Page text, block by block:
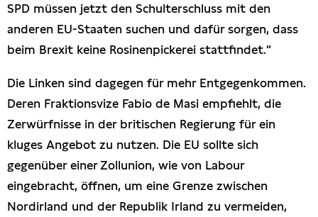
SPD müssen jetzt den Schulterschluss mit den
anderen EU-Staaten suchen und dafür sorgen, dass
beim Brexit keine Rosinenpickerei stattfindet.“
Die Linken sind dagegen für mehr Entgegenkommen.
Deren Fraktionsvize Fabio de Masi empfiehlt, die
Zerwürfnisse in der britischen Regierung für ein
kluges Angebot zu nutzen. Die EU sollte sich
gegenüber einer Zollunion, wie von Labour
eingebracht, öffnen, um eine Grenze zwischen
Nordirland und der Republik Irland zu vermeiden,